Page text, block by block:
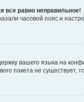
все равно неправильное!
часовой пояс и
вашего языка на
пакета не